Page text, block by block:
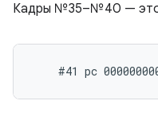
Кадры №35–№40 — это